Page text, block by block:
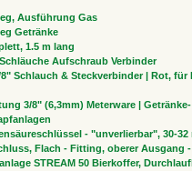
Ausführung Gas
Getränke
1.5 m lang
Aufschraub Verbinder
Schlauch & Steckverbinder | Rot, für
3/8" (6,3mm) Meterware |
- "unverlierbar", 30-32
Flach - Fitting, oberer Ausgang
STREAM 50 Bierkoffer,